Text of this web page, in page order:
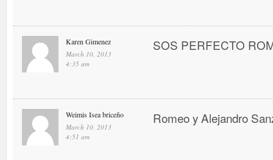
Karen Gimenez
March 10, 2013
4:35 am
SOS PERFECTO
Weimis Isea briceño
March 10, 2013
4:51 am
Romeo y Alejandro